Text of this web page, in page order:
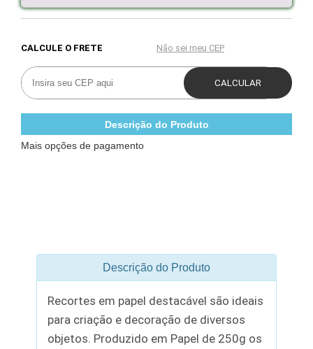
Descrição do Produto
Mais opções de pagamento
Descrição do Produto
Recortes em papel destacável são ideais
para criação e decoração de diversos
objetos. Produzido em Papel de 250g os